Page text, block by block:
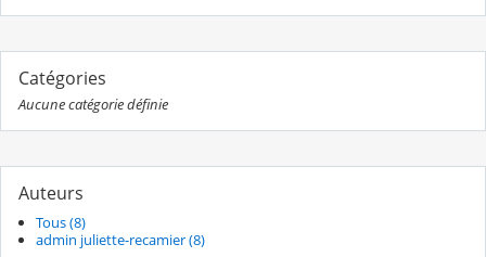
Catégories
Aucune catégorie définie
Auteurs
Tous (8)
admin juliette-recamier (8)